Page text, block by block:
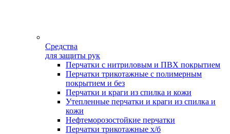
Средства
для защиты рук
Перчатки с нитриловым и ПВХ покрытием
Перчатки трикотажные с полимерным
покрытием и без
Перчатки и краги из спилка и кожи
Утепленные перчатки и краги из спилка и
кожи
Нефтеморозостойкие перчатки
Перчатки трикотажные х/б